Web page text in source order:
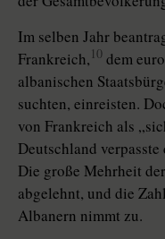
Im selben Jahr
Frankreich, 10 dem
albanischen
suchten, einreisten.
von Frankreich als
Deutschland
Die große Mehrheit
abgelehnt, und die
Albanern nimmt zu.